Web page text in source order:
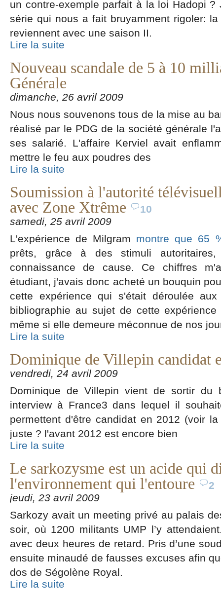
un contre-exemple parfait à la loi Hadopi
série qui nous a fait bruyamment rigoler:
reviennent avec une saison II.
Lire la suite
Nouveau scandale de 5 à 10
Générale
dimanche, 26 avril 2009
Nous nous souvenons tous de la mise au
réalisé par le PDG de la société générale
ses salarié. L'affaire Kerviel avait
mettre le feu aux poudres des
Lire la suite
Soumission à l'autorité
avec Zone Xtrême
10
samedi, 25 avril 2009
L'expérience de Milgram montre que 65
prêts, grâce à des stimuli
connaissance de cause. Ce chiffres
étudiant, j'avais donc acheté un bouquin
cette expérience qui s'était déroulée
bibliographie au sujet de cette
même si elle demeure méconnue de nos
Lire la suite
Dominique de Villepin candidat
vendredi, 24 avril 2009
Dominique de Villepin vient de sortir
interview à France3 dans lequel il
permettent d'être candidat en 2012 (voir
juste ? l'avant 2012 est encore bien
Lire la suite
Le sarkozysme est un acide qui
l'environnement qui l'entoure
2
jeudi, 23 avril 2009
Sarkozy avait un meeting privé au palais
soir, où 1200 militants UMP l’y
avec deux heures de retard. Pris d’une
ensuite minaudé de fausses excuses afin
dos de Ségolène Royal.
Lire la suite